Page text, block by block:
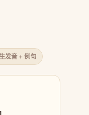
发音 + 例句